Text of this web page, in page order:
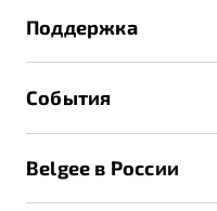
Страхование
Расчет КАСКО
Техническое обслуживание
Калькулятор ТО
Поддержка
Помощь на дорогах
Belgee Линк
События
Belgee в России